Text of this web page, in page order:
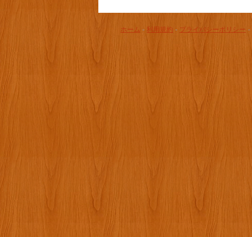
ホーム - 利用規約 - プライバシーポリシー -